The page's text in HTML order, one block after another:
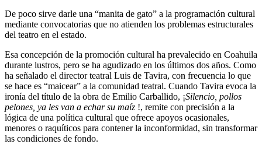
De poco sirve darle una “manita de gato” a la programación cultural
mediante convocatorias que no atienden los problemas estructurales
del teatro en el estado.
Esa concepción de la promoción cultural ha prevalecido en Coahuila
durante lustros, pero se ha agudizado en los últimos dos años. Como
ha señalado el director teatral Luis de Tavira, con frecuencia lo que
se hace es “maicear” a la comunidad teatral. Cuando Tavira evoca la
ironía del título de la obra de Emilio Carballido, ¡Silencio, pollos
pelones, ya les van a echar su maíz !, remite con precisión a la
lógica de una política cultural que ofrece apoyos ocasionales,
menores o raquíticos para contener la inconformidad, sin transformar
las condiciones de fondo.